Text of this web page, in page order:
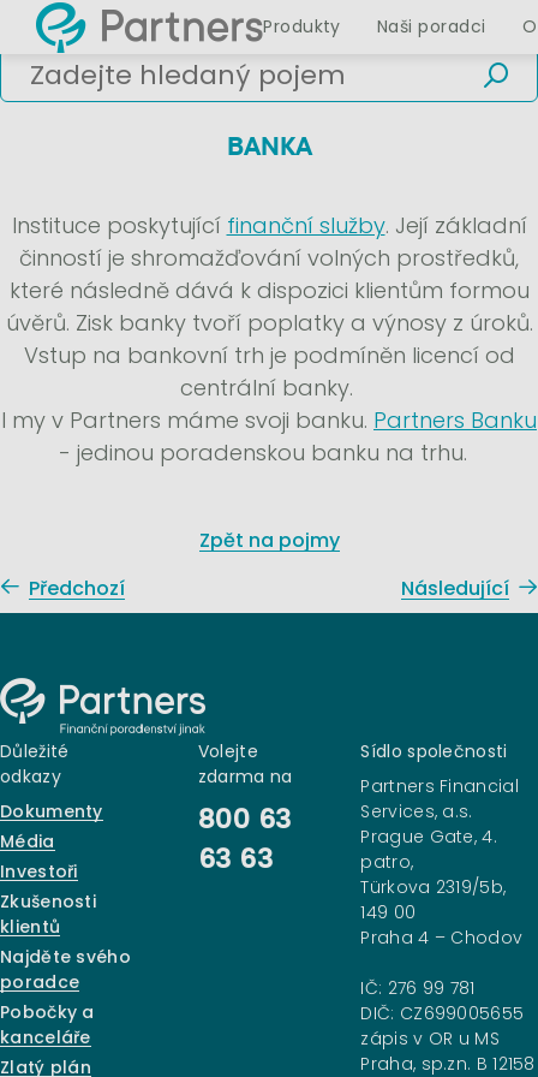
Produkty Naši poradci
BANKA
Instituce poskytující finanční služby. Její základní
činností je shromažďování volných prostředků,
které následně dává k dispozici klientům formou
úvěrů. Zisk banky tvoří poplatky a výnosy z úroků.
Vstup na bankovní trh je podmíněn licencí od
centrální banky.
I my v Partners máme svoji banku. Partners Banku
- jedinou poradenskou banku na trhu.
Zpět na pojmy
Předchozí
Následující
Důležité
odkazy
Dokumenty
Média
Investoři
Zkušenosti
klientů
Najděte svého
poradce
Pobočky a
kanceláře
Zlatý plán
Volejte
zdarma na
800 63
63 63
Sídlo společnosti
Partners Financial
Services, a.s.
Prague Gate, 4.
patro,
Türkova 2319/5b,
149 00
Praha 4 – Chodov
IČ: 276 99 781
DIČ: CZ699005655
zápis v OR u MS
Praha, sp.zn. B 12158